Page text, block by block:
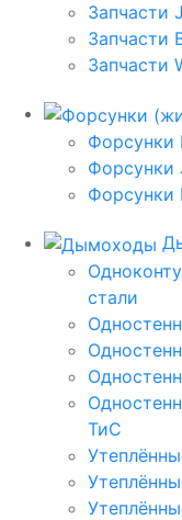
Запчасти
Запчасти
Запчасти
Форсунки
Форсунки
Форсунки
стали
ТиС